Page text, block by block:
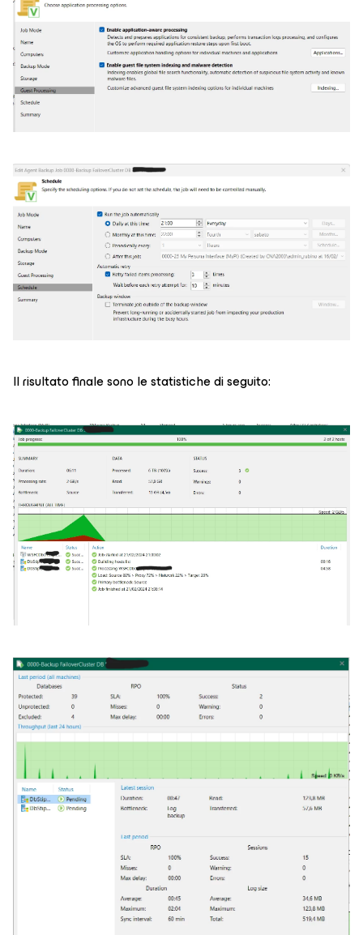
Il risultato finale sono le statistiche di seguito: